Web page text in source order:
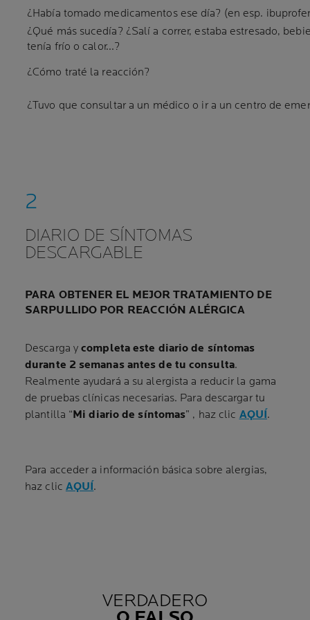
¿Había tomado medicamentos ese día? (en esp.
¿Qué más sucedía? ¿Salí a correr, estaba estresado,
tenía frío o calor...?
¿Cómo traté la reacción?
¿Tuvo que consultar a un médico o ir a un centro de
DIARIO DE SÍNTOMAS
DESCARGABLE
PARA OBTENER EL MEJOR TRATAMIENTO DE
SARPULLIDO POR REACCIÓN ALÉRGICA
Descarga ycompleta este diario de síntomas
durante 2 semanas antes de tu consulta.
Realmente ayudará a su alergista a reducir la gama
de pruebas clínicas necesarias. Para descargar tu
plantilla “Mi diario de síntomas” , haz clic AQUÍ.
Para acceder a información básica sobre alergias,
haz clic AQUÍ.
VERDADERO